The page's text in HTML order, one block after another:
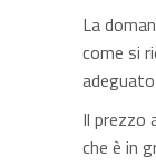
La
come si
Il prezzo
che è in